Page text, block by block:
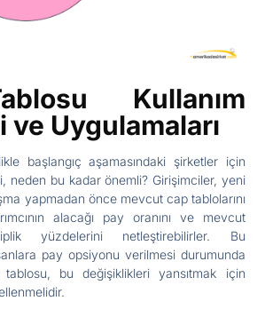
Kullanım
ve Uygulamaları
başlangıç aşamasındaki şirketler için
neden bu kadar önemli? Girişimciler, yeni
yapmadan önce mevcut cap tablolarını
alacağı pay oranını ve mevcut
yüzdelerini netleştirebilirler. Bu
pay opsiyonu verilmesi durumunda
bu değişiklikleri yansıtmak için